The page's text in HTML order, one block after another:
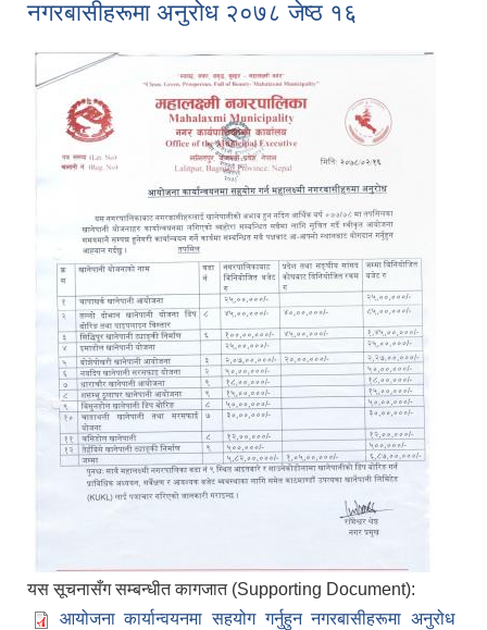
नगरबासीहरूमा अनुरोध २०७८ जेष्ठ १६
यस सूचनासँग सम्बन्धीत कागजात (Supporting Document):
आयोजना कार्यान्वयनमा सहयोग गर्नुहुन नगरबासीहरूमा अनुरोध